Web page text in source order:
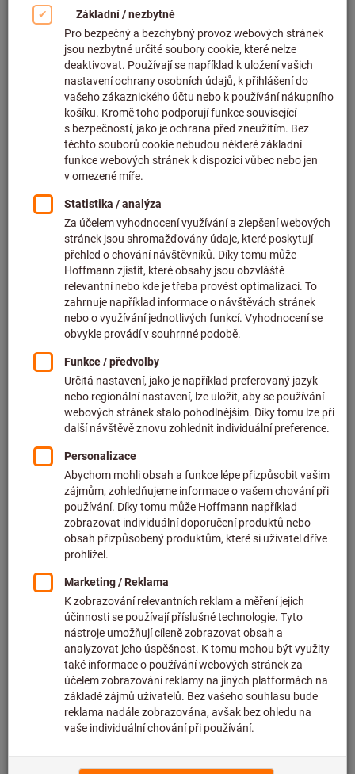
Ihned k dodání
1 035,00 CZK
Cena za 1 ks
bez DPH v platné výšiplus náklady na
dopravu
Přidat do seznamu přání
Štípací kleště na drátěná lana s
potahem rukojetí, Celková délka:
160mm
KNIPEX®
Artiklové číslo: 731560 160
Ihned k dodání
bez DPH v platné výši plus náklady na
dopravu
Množství
Přidat do seznamu přání
Štípací kleště na drátěná lana,
Artiklové číslo: 731500 190
Ihned k dodání
952,00 CZK
Cena za 1 ks
bez DPH v platné výši plus náklady na
dopravu